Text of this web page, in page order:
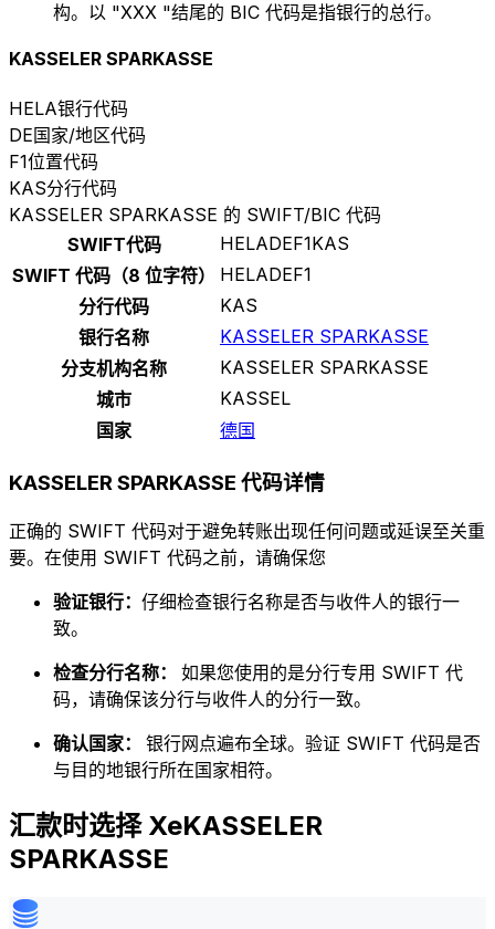
构。以 "XXX "结尾的 BIC 代码是指银行的总行。
KASSELER SPARKASSE
HELA银行代码
DE国家/地区代码
F1位置代码
KAS分行代码
KASSELER SPARKASSE 的 SWIFT/BIC 代码
SWIFT代码
HELADEF1KAS
SWIFT 代码（8 位字符）
HELADEF1
分行代码
KAS
银行名称
KASSELER SPARKASSE
分支机构名称
KASSELER SPARKASSE
城市
KASSEL
国家
德国
KASSELER SPARKASSE 代码详情
正确的 SWIFT 代码对于避免转账出现任何问题或延误至关重
要。在使用 SWIFT 代码之前，请确保您
验证银行： 仔细检查银行名称是否与收件人的银行一
致。
检查分行名称： 如果您使用的是分行专用 SWIFT 代
码，请确保该分行与收件人的分行一致。
确认国家： 银行网点遍布全球。验证 SWIFT 代码是否
与目的地银行所在国家相符。
汇款时选择 XeKASSELER
SPARKASSE